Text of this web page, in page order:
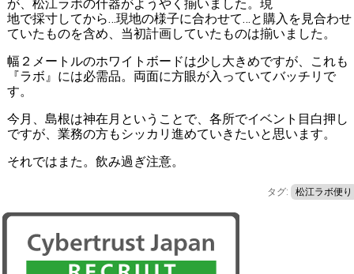
が、松江ラボの什器がようやく揃いました。現
地で採寸してから…現地の様子に合わせて…と購入を見合わせ
ていたものを含め、当初計画していたものは揃いました。
幅２メートルのホワイトボードは少し大きめですが、これも
『ラボ』には必需品。両面に方眼が入っていてバッチリで
す。
今月、島根は神在月ということで、各所でイベント目白押し
ですが、業務の方もシッカリ進めていきたいと思います。
それではまた。飲み過ぎ注意。
タグ: 松江ラボ便り